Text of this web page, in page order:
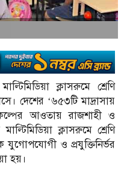
ক্লাসরুমে শ্রেণি
দেশের ‘৬৫৩টি মাদ্রাসায়
আওতায় রাজশাহী ও
ক্লাসরুমে শ্রেণি
যুগোপযোগী ও প্রযুক্তিনির্ভর
হয়।